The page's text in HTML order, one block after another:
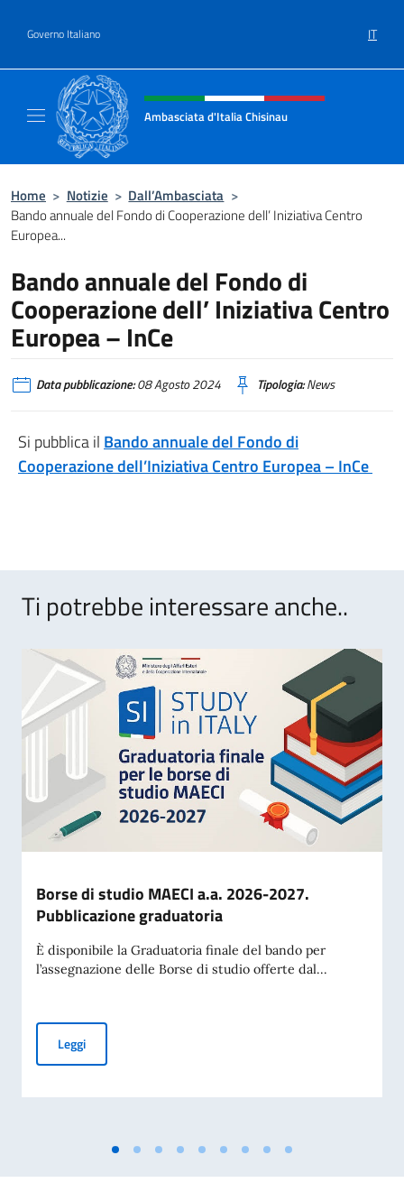
Governo Italiano IT
Intestazione sito, social e menù
Ambasciata d'Italia Chisinau
Home > Notizie > Dall’Ambasciata >
Bando annuale del Fondo di Cooperazione dell’ Iniziativa Centro
Europea...
Bando annuale del Fondo di
Cooperazione dell’ Iniziativa Centro
Europea – InCe
Data pubblicazione:08 Agosto 2024 Tipologia:News
Si pubblica il Bando annuale del Fondo di
Cooperazione dell’Iniziativa Centro Europea – InCe
Ti potrebbe interessare anche..
Borse di studio MAECI a.a. 2026-2027.
Pubblicazione graduatoria
È disponibile la Graduatoria finale del bando per
l’assegnazione delle Borse di studio offerte dal...
LeggiBorse di studio MAECI a.a. 2026-2027. Pubblicazione